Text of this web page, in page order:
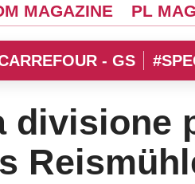
MAGAZINE PL
- GS
divisione